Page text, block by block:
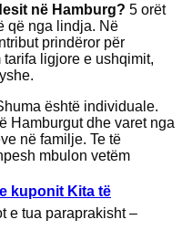
në Hamburg? 5 orët
që nga lindja. Në
prindëror për
ligjore e ushqimit,
është individuale.
Hamburgut dhe varet nga
në familje. Te të
mbulon vetëm
kuponit Kita të
e tua paraprakisht –